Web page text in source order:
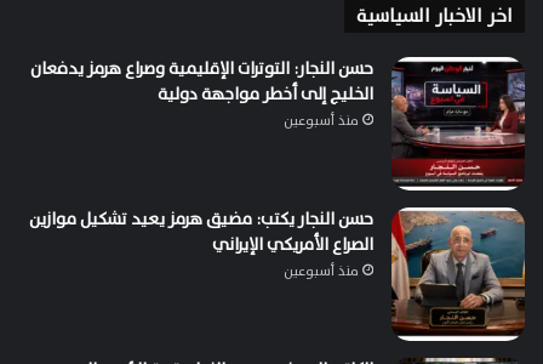
اخر الاخبار السياسية
حسن النجار: التوترات الإقليمية وصراع هرمز يدفعان
الخليج إلى أخطر مواجهة دولية
منذ أسبوعين
حسن النجار يكتب: مضيق هرمز يعيد تشكيل موازين
الصراع الأمريكي الإيراني
منذ أسبوعين